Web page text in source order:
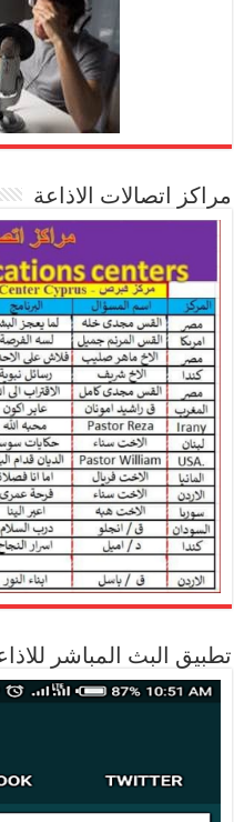
مراكز اتصالات الاذاعة
تطبيق البث المباشر